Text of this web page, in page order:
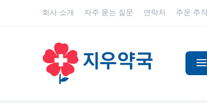
회사 소개 자주 묻는 질문 연락처 주문 추적